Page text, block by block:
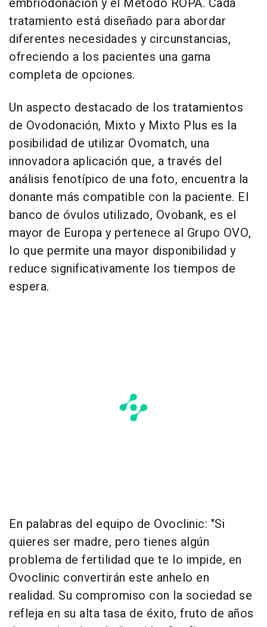
embriodonación y el Método ROPA. Cada
tratamiento está diseñado para abordar
diferentes necesidades y circunstancias,
ofreciendo a los pacientes una gama
completa de opciones.
Un aspecto destacado de los tratamientos
de Ovodonación, Mixto y Mixto Plus es la
posibilidad de utilizar Ovomatch, una
innovadora aplicación que, a través del
análisis fenotípico de una foto, encuentra la
donante más compatible con la paciente. El
banco de óvulos utilizado, Ovobank, es el
mayor de Europa y pertenece al Grupo OVO,
lo que permite una mayor disponibilidad y
reduce significativamente los tiempos de
espera.
En palabras del equipo de Ovoclinic: "Si
quieres ser madre, pero tienes algún
problema de fertilidad que te lo impide, en
Ovoclinic convertirán este anhelo en
realidad. Su compromiso con la sociedad se
refleja en su alta tasa de éxito, fruto de años